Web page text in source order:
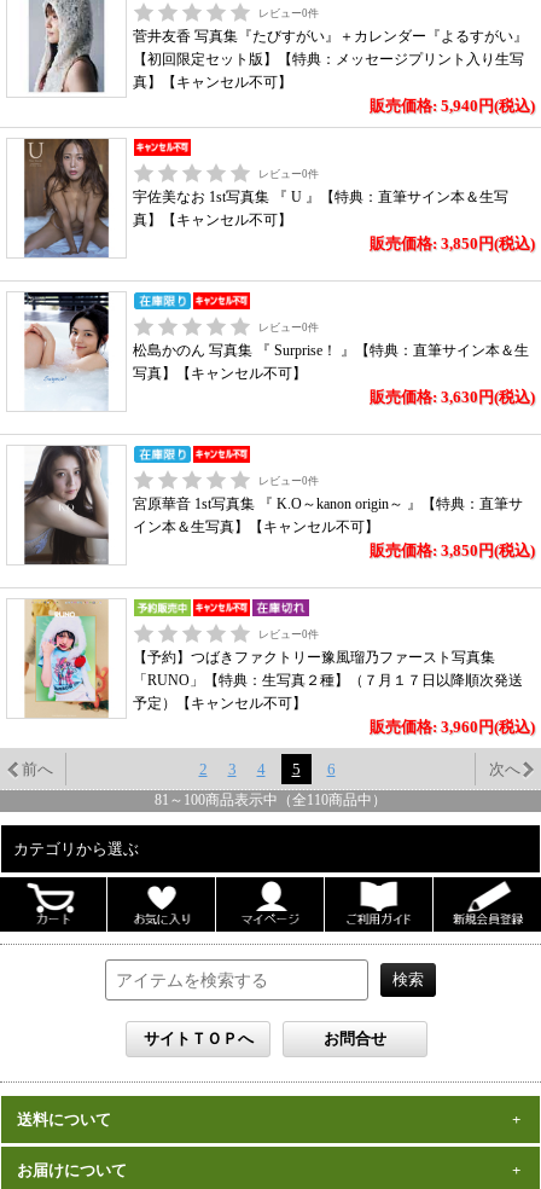
レビュー0件
菅井友香 写真集『たびすがい』＋カレンダー『よるすがい』
【初回限定セット版】【特典：メッセージプリント入り生写
真】【キャンセル不可】
販売価格: 5,940円(税込)
レビュー0件
宇佐美なお 1st写真集 『 U 』【特典：直筆サイン本＆生写
真】【キャンセル不可】
販売価格: 3,850円(税込)
レビュー0件
松島かのん 写真集 『 Surprise！ 』【特典：直筆サイン本＆生
写真】【キャンセル不可】
販売価格: 3,630円(税込)
レビュー0件
宮原華音 1st写真集 『 K.O～kanon origin～ 』【特典：直筆サ
イン本＆生写真】【キャンセル不可】
販売価格: 3,850円(税込)
レビュー0件
【予約】つばきファクトリー豫風瑠乃ファースト写真集
「RUNO」【特典：生写真２種】（７月１７日以降順次発送
予定）【キャンセル不可】
販売価格: 3,960円(税込)
前へ 2 3 4 5 6 次へ
81 ～ 100商品表示中（全110商品中）
カテゴリから選ぶ
ALL
男性写真集
雑誌
送料について
数量、価格に関わらず
お届けについて